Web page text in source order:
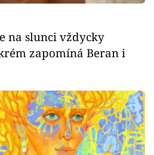
na slunci vždycky
zapomíná Beran i